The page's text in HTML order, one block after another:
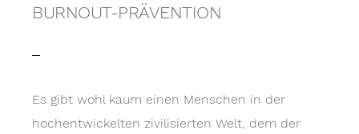
BURNOUT-PRÄVENTION
Es gibt wohl kaum einen Menschen in der
hochentwickelten zivilisierten Welt, dem der